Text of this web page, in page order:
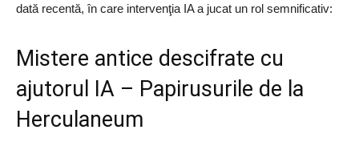
dată recentă, în care intervenţia IA a jucat un rol semnificativ:
Mistere antice descifrate cu
ajutorul IA – Papirusurile de la
Herculaneum